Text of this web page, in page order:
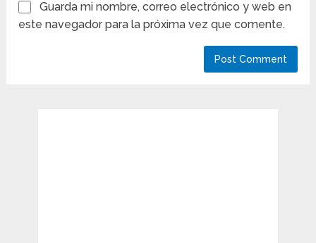
Guarda mi nombre, correo electrónico y web en
este navegador para la próxima vez que comente.